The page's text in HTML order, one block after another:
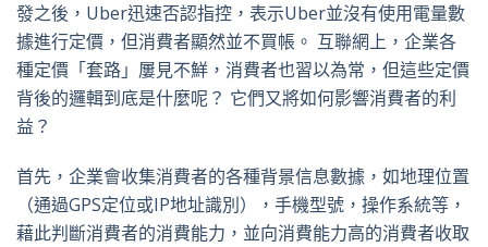
發之後，Uber迅速否認指控，表示Uber並沒有使用電量數
據進行定價，但消費者顯然並不買帳。 互聯網上，企業各
種定價「套路」屢見不鮮，消費者也習以為常，但這些定價
背後的邏輯到底是什麼呢？ 它們又將如何影響消費者的利
益？
首先，企業會收集消費者的各種背景信息數據，如地理位置
（通過GPS定位或IP地址識別），手機型號，操作系統等，
藉此判斷消費者的消費能力，並向消費能力高的消費者收取